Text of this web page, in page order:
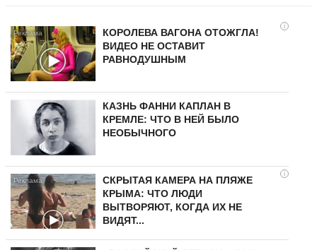
i
КОРОЛЕВА ВАГОНА ОТОЖГЛА!
ВИДЕО НЕ ОСТАВИТ
РАВНОДУШНЫМ
КАЗНЬ ФАННИ КАПЛАН В
КРЕМЛЕ: ЧТО В НЕЙ БЫЛО
НЕОБЫЧНОГО
i
СКРЫТАЯ КАМЕРА НА ПЛЯЖЕ
КРЫМА: ЧТО ЛЮДИ
ВЫТВОРЯЮТ, КОГДА ИХ НЕ
ВИДЯТ...